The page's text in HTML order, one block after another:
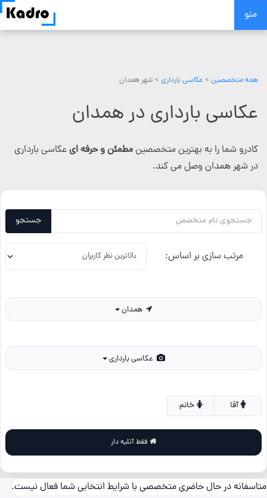
Skip
منو
همه متخصصین > عکاسی بارداری > شهر همدان
عکاسی بارداری در همدان
کادرو شما را به بهترین متخصصینمطمئن و حرفه ایعکاسی بارداری
در شهر همدان وصل می کند.
جستجو
مرتب سازی بر اساس:
خانم
متاسفانه در حال حاضری متخصصی با شرایط انتخابی شما فعال نیست.